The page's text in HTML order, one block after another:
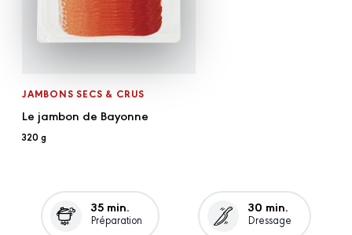
JAMBONS SECS & CRUS
Le jambon de Bayonne
320 g
35 min.
Préparation
30 min.
Dressage